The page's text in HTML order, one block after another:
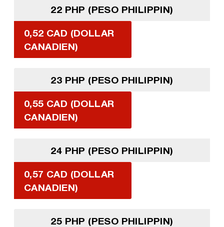
22 PHP (PESO PHILIPPIN)
0,52 CAD (DOLLAR
CANADIEN)
23 PHP (PESO PHILIPPIN)
0,55 CAD (DOLLAR
CANADIEN)
24 PHP (PESO PHILIPPIN)
0,57 CAD (DOLLAR
CANADIEN)
25 PHP (PESO PHILIPPIN)